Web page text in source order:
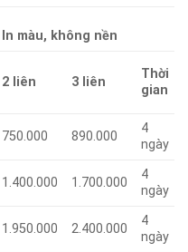
In màu, không nền
2 liên 3 liên
Thời
gian
750.000 890.000
4
ngày
1.400.000 1.700.000
4
ngày
1.950.000 2.400.000
4
ngày